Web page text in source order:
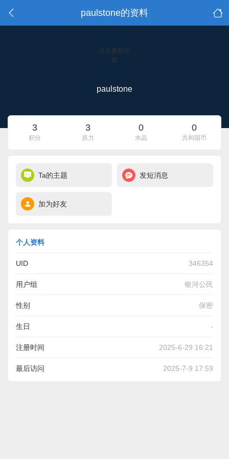
paulstone的资料
点击重新加
载
paulstone
3
积分
3
原力
0
水晶
0
共和国币
Ta的主题 发短消息
加为好友
个人资料
UID 346354
用户组 银河公民
性别 保密
生日 -
注册时间 2025-6-29 16:21
最后访问 2025-7-9 17:59